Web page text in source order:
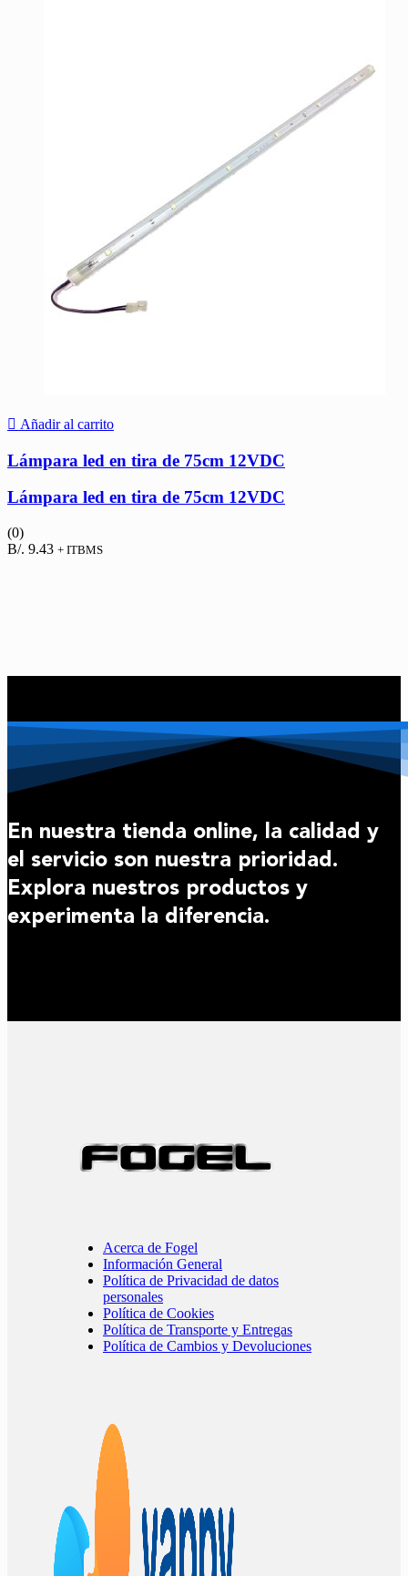
Añadir al carrito
Lámpara led en tira de 75cm 12VDC
Lámpara led en tira de 75cm 12VDC
(0)
B/. 9.43 + ITBMS
En nuestra tienda online, la calidad y
el servicio son nuestra prioridad.
Explora nuestros productos y
experimenta la diferencia.
Acerca de Fogel
Información General
Política de Privacidad de datos
personales
Política de Cookies
Política de Transporte y Entregas
Política de Cambios y Devoluciones